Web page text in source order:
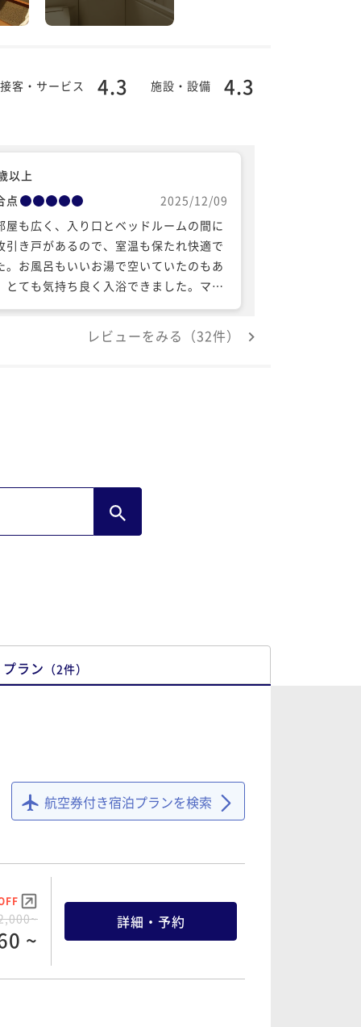
接客・サービス 4.3 施設・設備 4.3
以上
点
2025/12/09
屋も広く、入り口とベッドルームの間に
引き戸があるので、室温も保たれ快適で
。お風呂もいいお湯で空いていたのもあ
とても気持ち良く入浴できました。マッ
ジチェアも豪華なもので、癒されまし
湯上がりのアイスクリームや朝のヤクル
至れり尽くせりといった感じです。朝食
レビューをみる（32件）
プラン （2件）
航空券付き宿泊プランを検索
~
詳細・予約